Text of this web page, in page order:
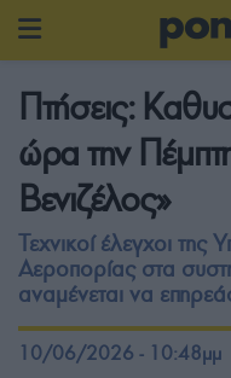
Πτήσεις:
ώρα την
Βενιζέλος»
Τεχνικοί έλεγχοι της
Αεροπορίας στα
αναμένεται να
10/06/2026 - 10:48μμ